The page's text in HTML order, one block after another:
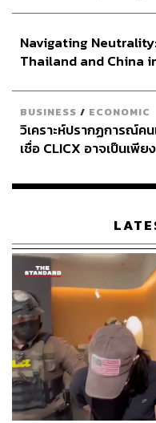
LINE POINTSเมื่อ
จะมาช่วยเสริมทรา
Session:จับเทรนด์นั
Commerce
Navigating
Thailand and China
BUSINESS / ECONOMIC
วิเคราะห์ปรากฏการณ์ค
เชื่อ CLICX อาจเป็นเพี
เรือนไทยที่ถูกซุกไว้